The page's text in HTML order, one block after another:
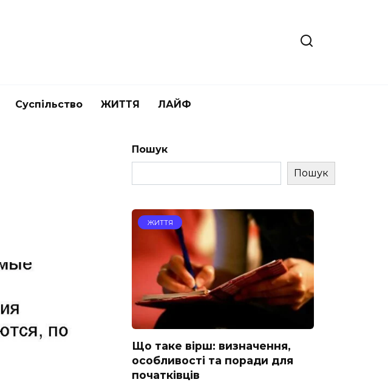
Суспільство ЖИТТЯ ЛАЙФ
Пошук
Пошук
ЖИТТЯ
Що таке вірш: визначення,
особливості та поради для
початківців